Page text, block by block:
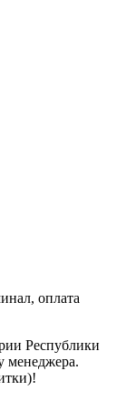
оплата
Республики
менеджера.